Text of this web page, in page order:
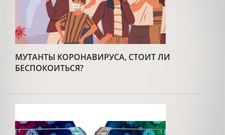
МУТАНТЫ КОРОНАВИРУСА, СТОИТ ЛИ
БЕСПОКОИТЬСЯ?